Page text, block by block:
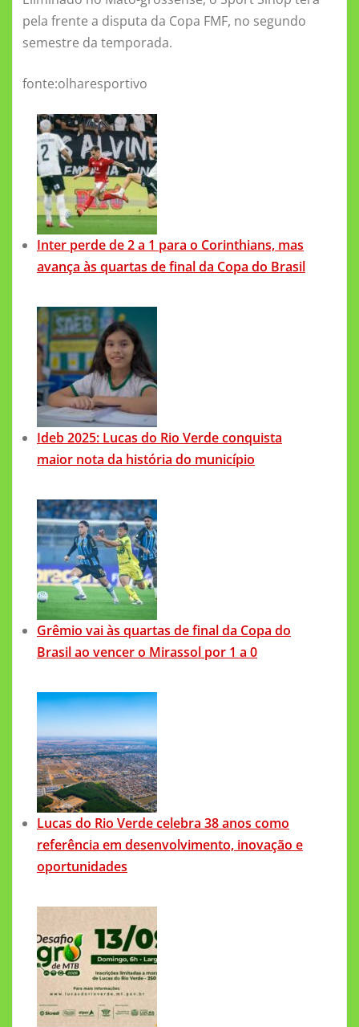
pela frente a disputa da Copa FMF, no segundo
semestre da temporada.
fonte:olharesportivo
Inter perde de 2 a 1 para o Corinthians, mas
avança às quartas de final da Copa do Brasil
Ideb 2025: Lucas do Rio Verde conquista
maior nota da história do município
Grêmio vai às quartas de final da Copa do
Brasil ao vencer o Mirassol por 1 a 0
Lucas do Rio Verde celebra 38 anos como
referência em desenvolvimento, inovação e
oportunidades